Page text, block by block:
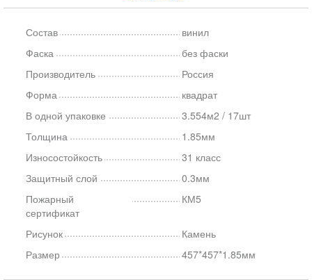
Состав
винил
Фаска
без фаски
Производитель
Россия
Форма
квадрат
В одной упаковке
3.554м2 / 17шт
Толщина
1.85мм
Износостойкость
31 класс
Защитный слой
0.3мм
Пожарный
сертификат
КМ5
Рисунок
Камень
Размер
457*457*1.85мм